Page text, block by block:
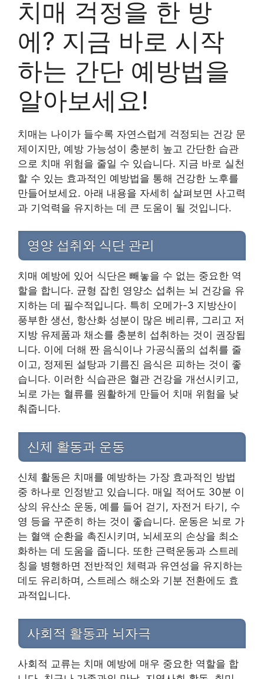
치매 걱정을 한 방
에? 지금 바로 시작
하는 간단 예방법을
알아보세요!
치매는 나이가 들수록 자연스럽게 걱정되는 건강 문
제이지만, 예방 가능성이 충분히 높고 간단한 습관
으로 치매 위험을 줄일 수 있습니다. 지금 바로 실천
할 수 있는 효과적인 예방법을 통해 건강한 노후를
만들어보세요. 아래 내용을 자세히 살펴보면 사고력
과 기억력을 유지하는 데 큰 도움이 될 것입니다.
영양 섭취와 식단 관리
치매 예방에 있어 식단은 빼놓을 수 없는 중요한 역
할을 합니다. 균형 잡힌 영양소 섭취는 뇌 건강을 유
지하는 데 필수적입니다. 특히 오메가-3 지방산이
풍부한 생선, 항산화 성분이 많은 베리류, 그리고 저
지방 유제품과 채소를 충분히 섭취하는 것이 권장됩
니다. 이에 더해 짠 음식이나 가공식품의 섭취를 줄
이고, 정제된 설탕과 기름진 음식은 피하는 것이 좋
습니다. 이러한 식습관은 혈관 건강을 개선시키고,
뇌로 가는 혈류를 원활하게 만들어 치매 위험을 낮
춰줍니다.
신체 활동과 운동
신체 활동은 치매를 예방하는 가장 효과적인 방법
중 하나로 인정받고 있습니다. 매일 적어도 30분 이
상의 유산소 운동, 예를 들어 걷기, 자전거 타기, 수
영 등을 꾸준히 하는 것이 좋습니다. 운동은 뇌로 가
는 혈액 순환을 촉진시키며, 뇌세포의 손상을 최소
화하는 데 도움을 줍니다. 또한 근력운동과 스트레
칭을 병행하면 전반적인 체력과 유연성을 유지하는
데도 유리하며, 스트레스 해소와 기분 전환에도 효
과적입니다.
사회적 활동과 뇌자극
사회적 교류는 치매 예방에 매우 중요한 역할을 합